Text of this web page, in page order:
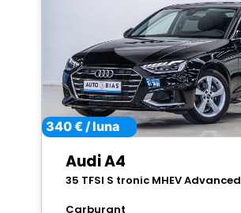
340 € / luna
Audi A4
35 TFSI S tronic MHEV Advanced
Carburant